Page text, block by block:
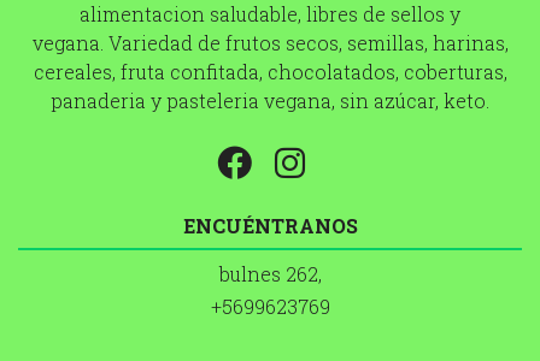
alimentacion saludable, libres de sellos y
vegana. Variedad de frutos secos, semillas, harinas,
cereales, fruta confitada, chocolatados, coberturas,
panaderia y pasteleria vegana, sin azúcar, keto.
ENCUÉNTRANOS
bulnes 262,
+5699623769